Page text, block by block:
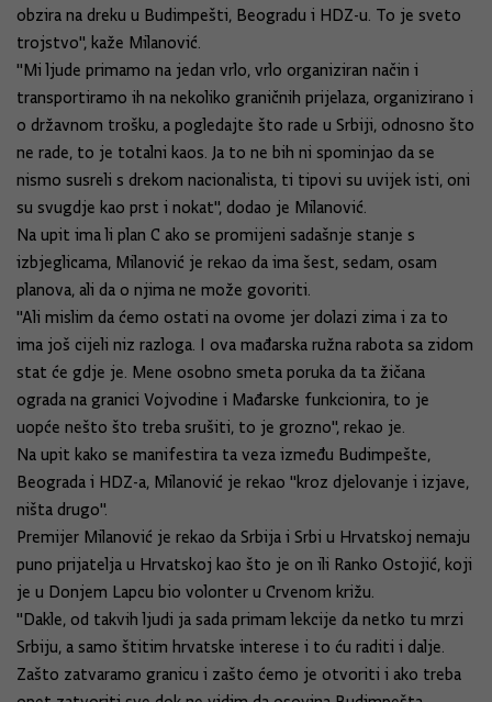
obzira na dreku u Budimpešti, Beogradu i HDZ-u. To je sveto
trojstvo", kaže Milanović.
"Mi ljude primamo na jedan vrlo, vrlo organiziran način i
transportiramo ih na nekoliko graničnih prijelaza, organizirano i
o državnom trošku, a pogledajte što rade u Srbiji, odnosno što
ne rade, to je totalni kaos. Ja to ne bih ni spominjao da se
nismo susreli s drekom nacionalista, ti tipovi su uvijek isti, oni
su svugdje kao prst i nokat", dodao je Milanović.
Na upit ima li plan C ako se promijeni sadašnje stanje s
izbjeglicama, Milanović je rekao da ima šest, sedam, osam
planova, ali da o njima ne može govoriti.
"Ali mislim da ćemo ostati na ovome jer dolazi zima i za to
ima još cijeli niz razloga. I ova mađarska ružna rabota sa zidom
stat će gdje je. Mene osobno smeta poruka da ta žičana
ograda na granici Vojvodine i Mađarske funkcionira, to je
uopće nešto što treba srušiti, to je grozno", rekao je.
Na upit kako se manifestira ta veza između Budimpešte,
Beograda i HDZ-a, Milanović je rekao "kroz djelovanje i izjave,
ništa drugo".
Premijer Milanović je rekao da Srbija i Srbi u Hrvatskoj nemaju
puno prijatelja u Hrvatskoj kao što je on ili Ranko Ostojić, koji
je u Donjem Lapcu bio volonter u Crvenom križu.
"Dakle, od takvih ljudi ja sada primam lekcije da netko tu mrzi
Srbiju, a samo štitim hrvatske interese i to ću raditi i dalje.
Zašto zatvaramo granicu i zašto ćemo je otvoriti i ako treba